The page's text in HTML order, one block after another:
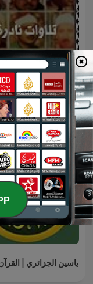
تلاوات نادرة
ياسين الجزائري |